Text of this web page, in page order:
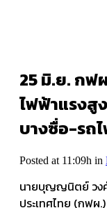
25 มิ.ย. กฟ
ไฟฟ้าแรงสู
บางซื่อ-รถ
Posted at 11:09h in
นายบุญญนิตย์ วงศ์
ประเทศไทย (กฟผ